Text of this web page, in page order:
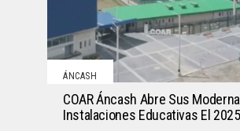
ÁNCASH
COAR Áncash Abre Sus
Instalaciones Educativas El 2025